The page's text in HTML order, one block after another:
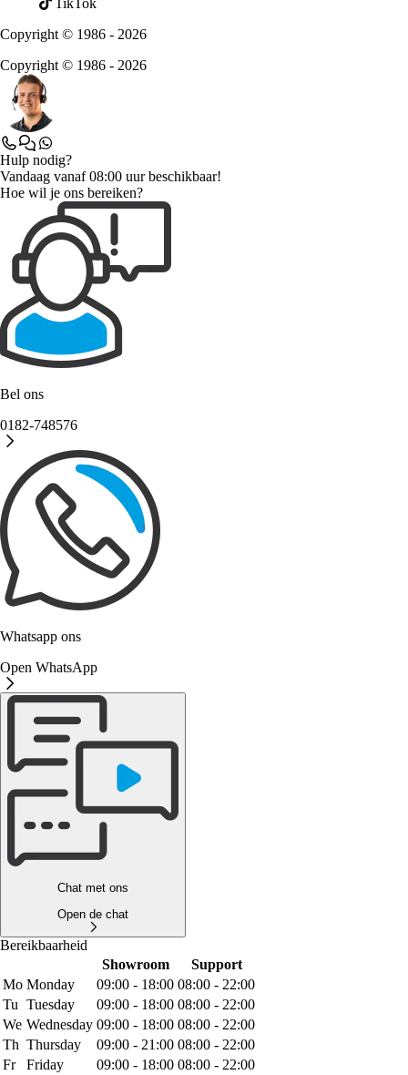
TikTok
Copyright © 1986 - 2026
Copyright © 1986 - 2026
Hulp nodig?
Vandaag vanaf 08:00 uur beschikbaar!
Hoe wil je ons bereiken?
Bel ons
0182-748576
Whatsapp ons
Open WhatsApp
Chat met ons
Open de chat
Bereikbaarheid
Showroom
Support
Mo Monday 09:00 - 18:00 08:00 - 22:00
Tu Tuesday 09:00 - 18:00 08:00 - 22:00
We Wednesday 09:00 - 18:00 08:00 - 22:00
Th Thursday 09:00 - 21:00 08:00 - 22:00
Fr
Friday 09:00 - 18:00 08:00 - 22:00